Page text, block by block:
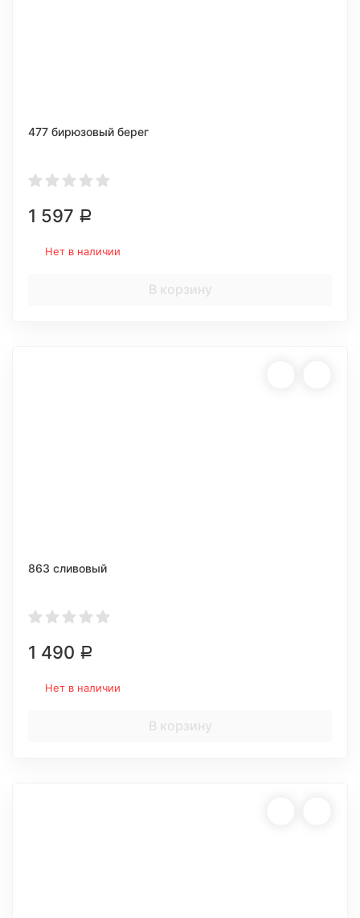
477 бирюзовый берег
1 597 Р
Нет в наличии
В корзину
863 сливовый
1 490 Р
Нет в наличии
В корзину